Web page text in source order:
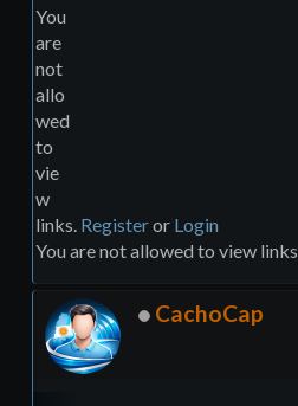
You
are
not
allo
wed
to
vie
w
links. Registeror Login
You are not allowed to view links.
CachoCap